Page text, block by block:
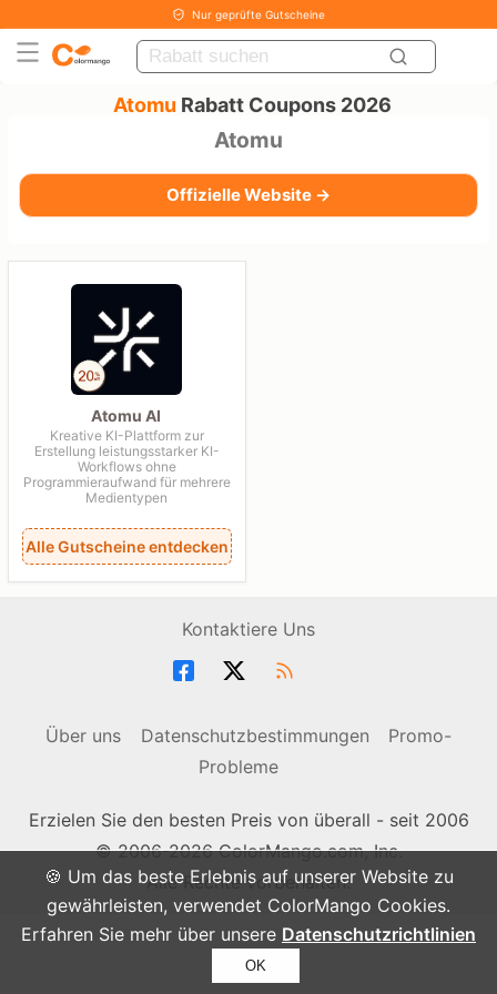
🍪 Um das beste Erlebnis auf unserer Website zu
gewährleisten, verwendet ColorMango Cookies.
Erfahren Sie mehr über unsere Datenschutzrichtlinien
OK
Nur geprüfte Gutscheine
Atomu Rabatt Coupons 2026
Atomu
Offizielle Website →
Atomu AI
Kreative KI-Plattform zur
Erstellung leistungsstarker KI-
Workflows ohne
Programmieraufwand für mehrere
Medientypen
Alle Gutscheine entdecken
Kontaktiere Uns
Über uns Datenschutzbestimmungen
Promo-
Probleme
Erzielen Sie den besten Preis von überall - seit 2006
© 2006-2026 ColorMango.com, Inc.
Alle Rechte vorbehalten.